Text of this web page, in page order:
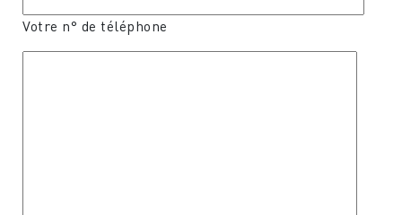
Votre n° de téléphone